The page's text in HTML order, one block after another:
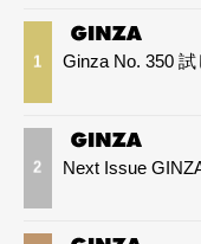
1 Ginza No. 350
2 Next Issue